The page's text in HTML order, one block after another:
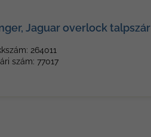
Jaguar overlock talpszár
264011
szám: 77017